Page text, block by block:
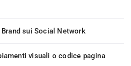
sui Social Network
visuali o codice pagina